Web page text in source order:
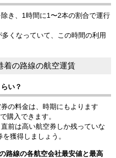
き、1時間に1〜2本の割合で運行
くなっていて、この時間の利用
の路線の航空運賃
い？
の料金は、時期にもよります
購入できます。
前は高い航空券しか残っていな
獲得しましょう。
路線の各航空会社最安値と最高